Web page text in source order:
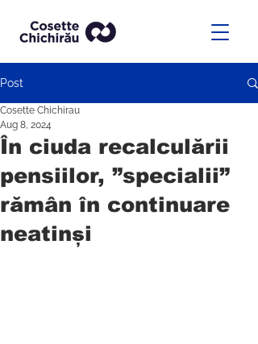
Post
În ciuda recalculării
pensiilor, ”specialii”
rămân în continuare
neatinși
Cosette Chichirau
Aug 8, 2024